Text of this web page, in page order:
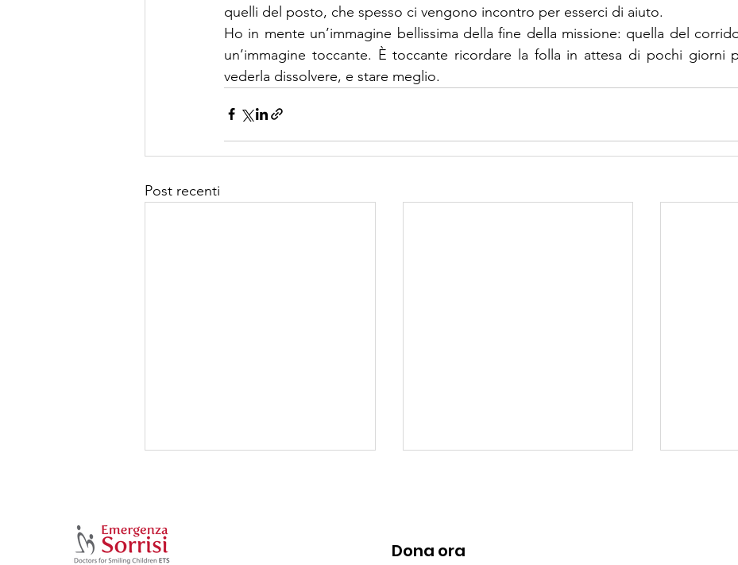
quelli del posto, che spesso ci vengono incontro per esserci di aiuto.
Ho in mente un’immagine bellissima della fine della missione: quella del
un’immagine toccante. È toccante ricordare la folla in attesa di pochi giorni
vederla dissolvere, e stare meglio.
Post recenti
Dona ora